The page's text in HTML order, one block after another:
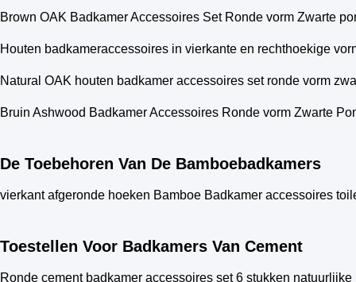
Brown OAK Badkamer Accessoires Set Ronde vorm Zwarte
Houten badkameraccessoires in vierkante en rechthoekige
Natural OAK houten badkamer accessoires set ronde vorm
Bruin Ashwood Badkamer Accessoires Ronde vorm Zwarte
De Toebehoren Van De Bamboebadkamers
vierkant afgeronde hoeken Bamboe Badkamer accessoires
Toestellen Voor Badkamers Van Cement
Ronde cement badkamer accessoires set 6 stukken